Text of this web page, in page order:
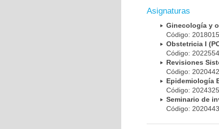
Asignaturas
Ginecología y
Código:
Obstetricia I
Código:
Revisiones
Código:
Epidemiología
Código:
Seminario de
Código: